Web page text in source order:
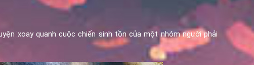
xoay quanh cuộc chiến sinh tồn của một nhóm người phải